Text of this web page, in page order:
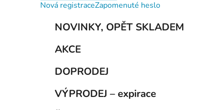
Nová registraceZapomenuté heslo
Přeskočit
kategorie
NOVINKY, OPĚT SKLADEM
AKCE
DOPRODEJ
VÝPRODEJ – expirace